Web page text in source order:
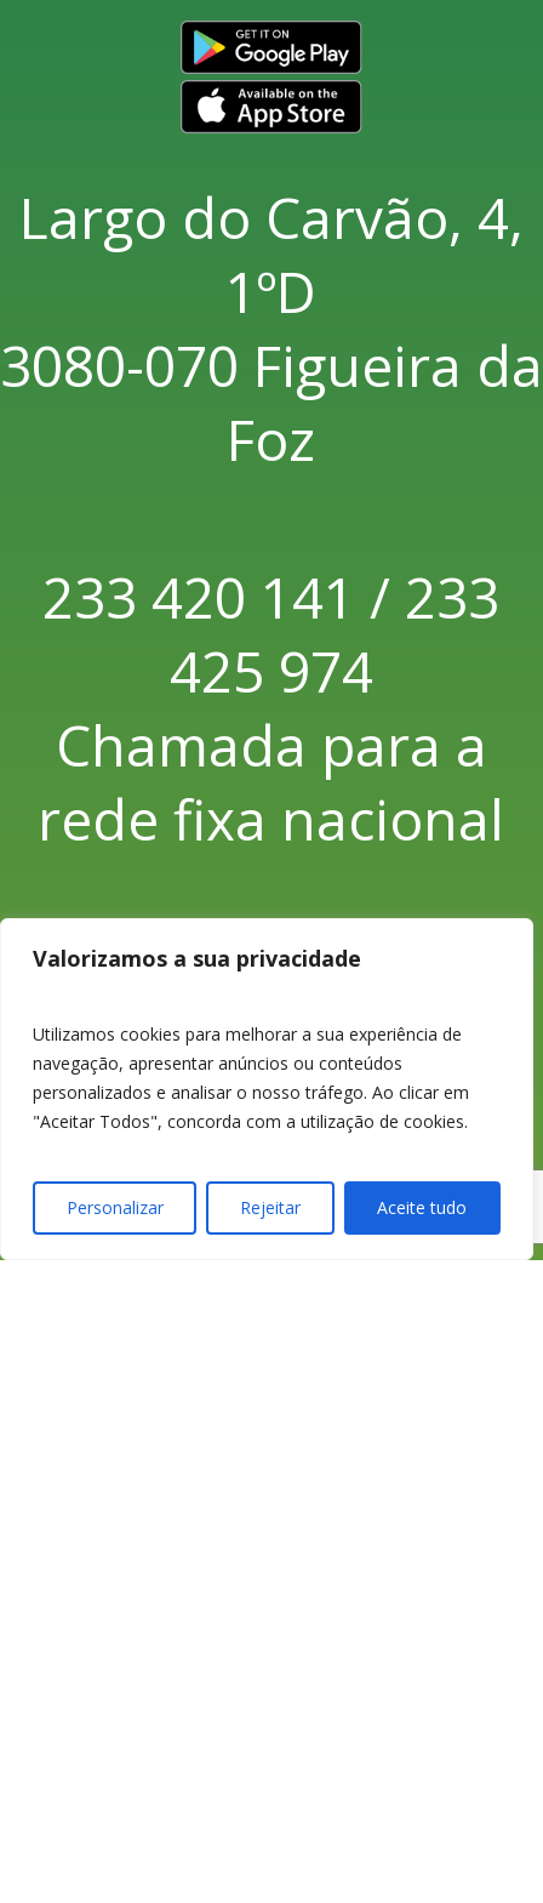
Valorizamos a sua privacidade
Utilizamos cookies para melhorar a sua experiência de
navegação, apresentar anúncios ou conteúdos
personalizados e analisar o nosso tráfego. Ao clicar em
"Aceitar Todos", concorda com a utilização de cookies.
Personalizar Rejeitar Aceite tudo
Largo do Carvão, 4,
1ºD
3080-070 Figueira da
Foz
233 420 141 / 233
425 974
Chamada para a
rede fixa nacional
233 426 925
Chamada para a
rede fixa nacional